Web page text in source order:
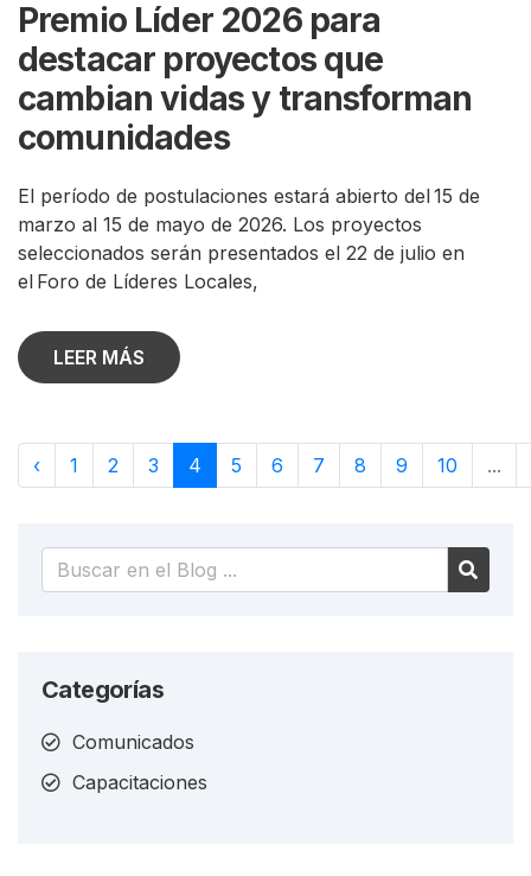
Premio Líder 2026 para
destacar proyectos que
cambian vidas y transforman
comunidades
El período de postulaciones estará abierto del 15 de
marzo al 15 de mayo de 2026. Los proyectos
seleccionados serán presentados el 22 de julio en
el Foro de Líderes Locales,
LEER MÁS
‹ 1 2 3 4 5 6 7 8 9 10 ...
Categorías
Comunicados
Capacitaciones